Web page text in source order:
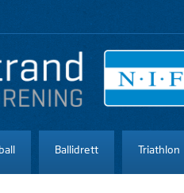
Ballidrett Triathlon